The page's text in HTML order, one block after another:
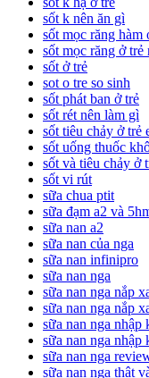
sốt k nên ăn gì
sốt mọc răng hàm
sốt mọc răng ở trẻ
sốt ở trẻ
sot o tre so sinh
sốt phát ban ở trẻ
sốt rét nên làm gì
sốt tiêu chảy ở trẻ
sốt uống thuốc
sốt và tiêu chảy ở
sốt vi rút
sữa chua ptit
sữa đạm a2 và
sữa nan a2
sữa nan của nga
sữa nan infinipro
sữa nan nga
sữa nan nga nắp
sữa nan nga nắp
sữa nan nga nhập
sữa nan nga nhập
sữa nan nga
sữa nan nga thật